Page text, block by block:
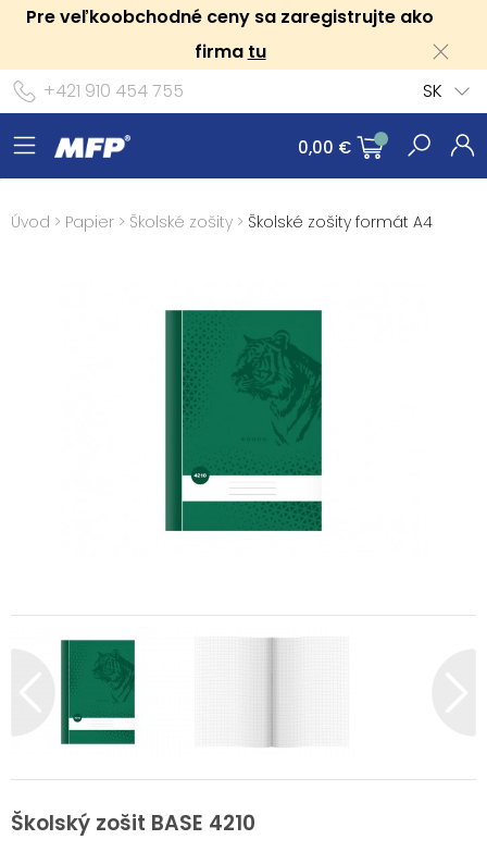
Pre veľkoobchodné ceny sa zaregistrujte ako
firma tu
+421 910 454 755
SK
0,00 €
Úvod > Papier > Školské zošity > Školské zošity formát A4
Školský zošit BASE 4210